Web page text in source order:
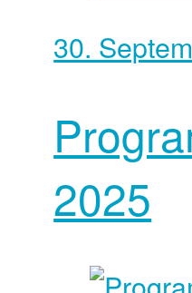
30.
2025